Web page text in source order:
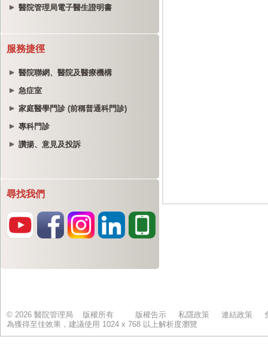
醫院管理局電子醫生證明書
服務捷徑
醫院聯網、醫院及醫療機構
急症室
家庭醫學門診 (前稱普通科門診)
專科門診
讚揚、意見及投訴
尋找我們
© 2026 醫院管理局 版權所有 版權告示 私隱政策 連結政策
為獲得至佳效果，建議使用 1024 x 768 以上解析度瀏覽